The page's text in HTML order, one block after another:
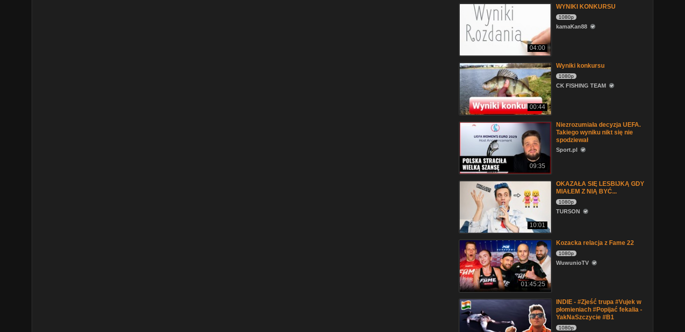
04:00
WYNIKI KONKURSU
1080p
kamaKan88
00:44
Wyniki konkursu
1080p
CK FISHING TEAM
09:35
Niezrozumiała decyzja UEFA.
Takiego wyniku nikt się nie
spodziewał
Sport.pl
10:01
OKAZAŁA SIĘ LESBIJKĄ GDY
MIAŁEM Z NIĄ BYĆ...
1080p
TURSON
01:45:25
Kozacka relacja z Fame 22
1080p
WuwunioTV
INDIE - #Zjeść trupa #Vujek w
płomieniach #Popijać fekalia -
YakNaSzczycie #B1
1080p